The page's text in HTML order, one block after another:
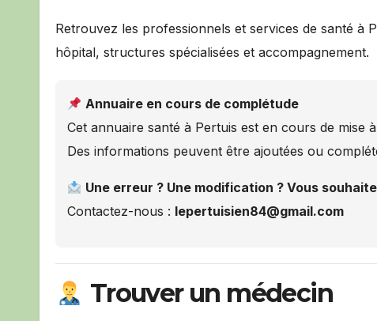
Retrouvez les professionnels et services de santé à
hôpital, structures spécialisées et accompagnement.
Annuaire en cours de complétude
Cet annuaire santé à Pertuis est en cours de mise
Des informations peuvent être ajoutées ou
Une erreur ? Une modification ? Vous
Contactez-nous : lepertuisien84@gmail.com
Trouver un médecin